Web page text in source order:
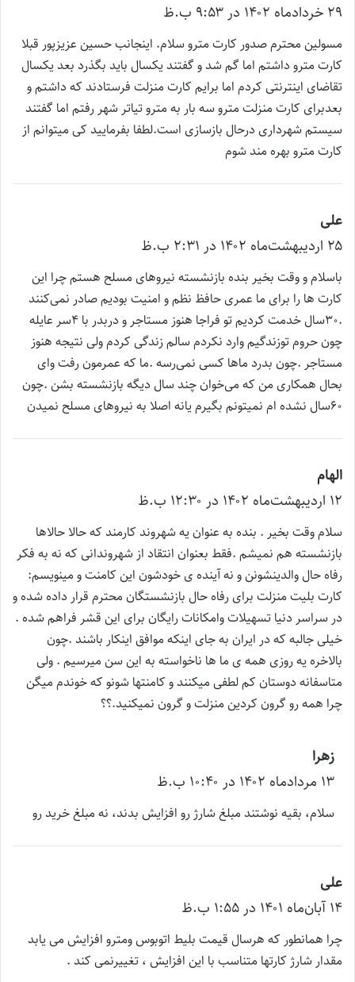
ف
ت
:
۲۹ خرداد‌ماه ۱۴۰۲ در ۹:۵۳ ب.ظ
مسولین محترم صدور کارت مترو سلام. اینجانب حسین عزیزپور قبلا
کارت مترو داشتم اما گم شد و گفتند یکسال باید بگذرد بعد یکسال
تقاضای اینترنتی کردم اما برایم کارت منزلت فرستادند که داشتم و
بعدبرای کارت منزلت مترو سه بار به مترو تیاتر شهر رفتم اما گفتند
سیستم شهرداری درحال بازسازی است.لطفا بفرمایید کی میتوانم از
کارت مترو بهره مند شوم
علی
ف
ت
:
۲۵ اردیبهشت‌ماه ۱۴۰۲ در ۲:۳۱ ب.ظ
باسلام و وقت بخیر بنده بازنشسته نیروهای مسلح هستم چرا این
کارت ها را برای ما عمری حافظ نظم و امنیت بودیم صادر نمی‌کنند
.30سال خدمت کردیم تو فراجا هنوز مستاجر و دربدر با 4سر عایله
چون حروم توزندگیم وارد نکردم سالم زندگی کردم ولی نتیجه هنوز
مستاجر .چون بدرد ماها کسی نمی‌رسه .ما که عمرمون رفت وای
بحال همکاری من که می‌خوان چند سال دیگه بازنشسته بشن .چون
60سال نشده ام نمیتونم بگیرم یانه اصلا به نیروهای مسلح نمیدن
الهام
ف
ت
:
۱۲ اردیبهشت‌ماه ۱۴۰۲ در ۱۲:۳۰ ب.ظ
سلام وقت بخیر . بنده به عنوان یه شهروند کارمند که حالا حالاها
بازنشسته هم نمیشم .فقط بعنوان انتقاد از شهروندانی که نه به فکر
رفاه حال والدینشونن و نه آینده ی خودشون این کامنت و مینویسم:
کارت بلیت منزلت برای رفاه حال بازنشستگان محترم قرار داده شده و
در سراسر دنیا تسهیلات وامکانات رایگان برای این قشر فراهم شده .
خیلی جالبه که در ایران به جای اینکه موافق اینکار باشند .چون
بالاخره یه روزی همه ی ما ها ناخواسته به این سن میرسیم . ولی
متاسفانه دوستان کم لطفی میکنند و کامنتها شونو که خوندم میگن
چرا همه رو گرون کردین منزلت و گرون نمیکنید.؟؟
زهرا
ف
ت
۱۳ مرداد‌ماه ۱۴۰۲ در ۱۰:۴۰ ب.ظ
سلام، بقیه نوشتند مبلغ شارژ رو افزایش بدند، نه مبلغ خرید رو
علی
ف
ت
:
۱۴ آبان‌ماه ۱۴۰۱ در ۱:۵۵ ب.ظ
چرا همانطور که هرسال قیمت بلیط اتوبوس ومترو افزایش می یابد
مقدار شارژ کارتها متناسب با این افزایش ، تغییرنمی کند .